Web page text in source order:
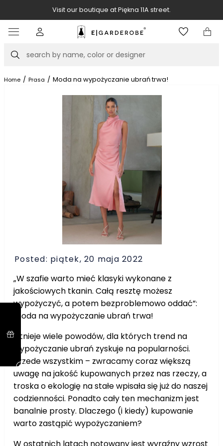
Visit our boutique at Piękna 11A street.
Search
Home / Prasa / Moda na wypożyczanie ubrań trwa!
Posted: piątek, 20 maja 2022
„W szafie warto mieć klasyki wykonane z
jakościowych tkanin. Całą resztę możesz
wypożyczyć, a potem bezproblemowo oddać”:
moda na wypożyczanie ubrań trwa!
Istnieje wiele powodów, dla których trend na
wypożyczanie ubrań zyskuje na popularności.
Przede wszystkim – zwracamy coraz większą
uwagę na jakość kupowanych przez nas rzeczy, a
troska o ekologię na stałe wpisała się już do naszej
codzienności. Ponadto cały ten mechanizm jest
banalnie prosty. Dlaczego (i kiedy) kupowanie
warto zastąpić wypożyczaniem?